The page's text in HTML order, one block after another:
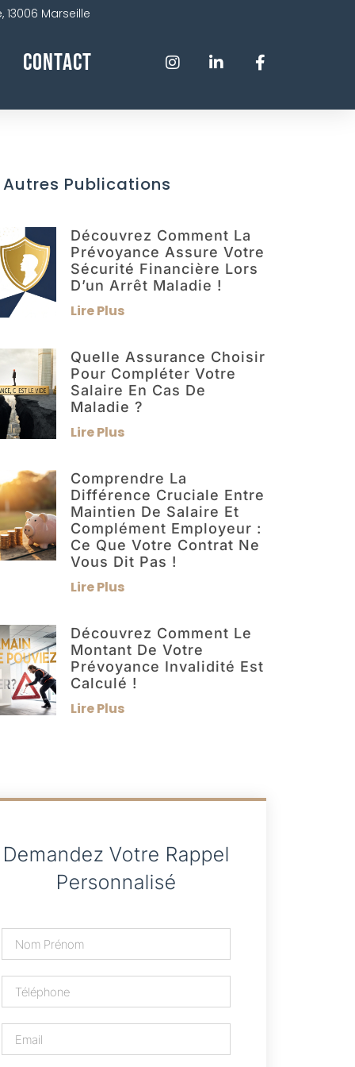
13006 Marseille
Contact
Autres Publications
Découvrez Comment La
Prévoyance Assure Votre
Sécurité Financière Lors
D’un Arrêt Maladie !
Lire Plus
Quelle Assurance Choisir
Pour Compléter Votre
Salaire En Cas De
Maladie ?
Lire Plus
Comprendre La
Différence Cruciale Entre
Maintien De Salaire Et
Complément Employeur :
Ce Que Votre Contrat Ne
Vous Dit Pas !
Lire Plus
Découvrez Comment Le
Montant De Votre
Prévoyance Invalidité Est
Calculé !
Lire Plus
Demandez Votre Rappel
Personnalisé